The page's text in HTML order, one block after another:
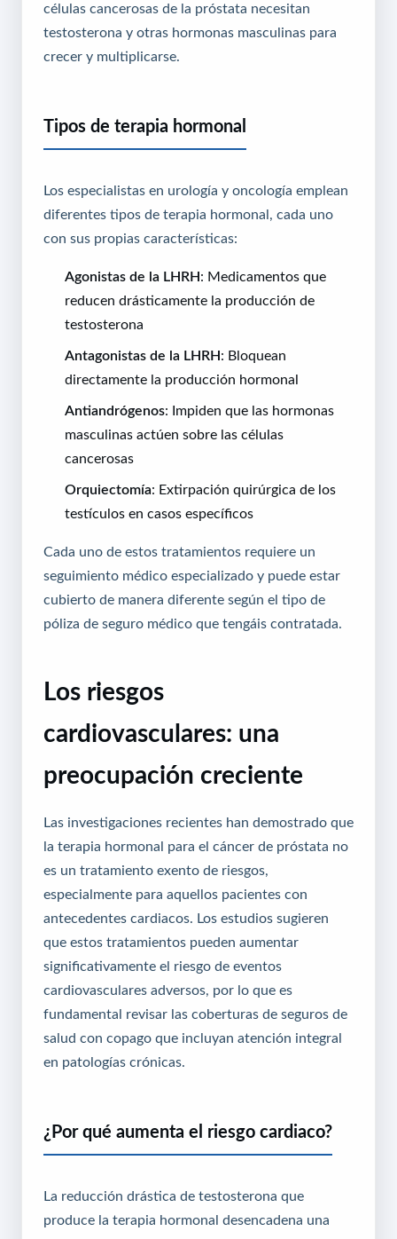
células cancerosas de la próstata necesitan
testosterona y otras hormonas masculinas para
crecer y multiplicarse.
Tipos de terapia hormonal
Los especialistas en urología y oncología emplean
diferentes tipos de terapia hormonal, cada uno
con sus propias características:
Agonistas de la LHRH: Medicamentos que
reducen drásticamente la producción de
testosterona
Antagonistas de la LHRH: Bloquean
directamente la producción hormonal
Antiandrógenos: Impiden que las hormonas
masculinas actúen sobre las células
cancerosas
Orquiectomía: Extirpación quirúrgica de los
testículos en casos específicos
Cada uno de estos tratamientos requiere un
seguimiento médico especializado y puede estar
cubierto de manera diferente según el tipo de
póliza de seguro médico que tengáis contratada.
Los riesgos
cardiovasculares: una
preocupación creciente
Las investigaciones recientes han demostrado que
la terapia hormonal para el cáncer de próstata no
es un tratamiento exento de riesgos,
especialmente para aquellos pacientes con
antecedentes cardiacos. Los estudios sugieren
que estos tratamientos pueden aumentar
significativamente el riesgo de eventos
cardiovasculares adversos, por lo que es
fundamental revisar las coberturas de seguros de
salud con copago que incluyan atención integral
en patologías crónicas.
¿Por qué aumenta el riesgo cardiaco?
La reducción drástica de testosterona que
produce la terapia hormonal desencadena una